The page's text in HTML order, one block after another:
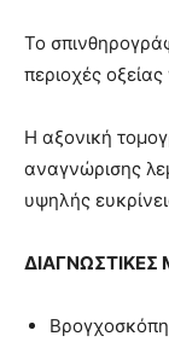
Το
περιοχές
Η αξονική
αναγνώρισης
υψηλής